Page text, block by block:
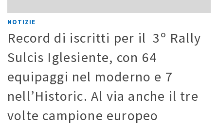
NOTIZIE
Record di iscritti per il 3º Rally
Sulcis Iglesiente, con 64
equipaggi nel moderno e 7
nell’Historic. Al via anche il tre
volte campione europeo